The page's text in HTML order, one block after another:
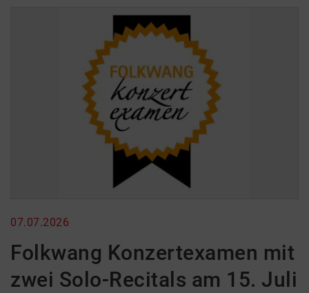
07.07.2026
Folkwang Konzertexamen mit
zwei Solo-Recitals am 15. Juli